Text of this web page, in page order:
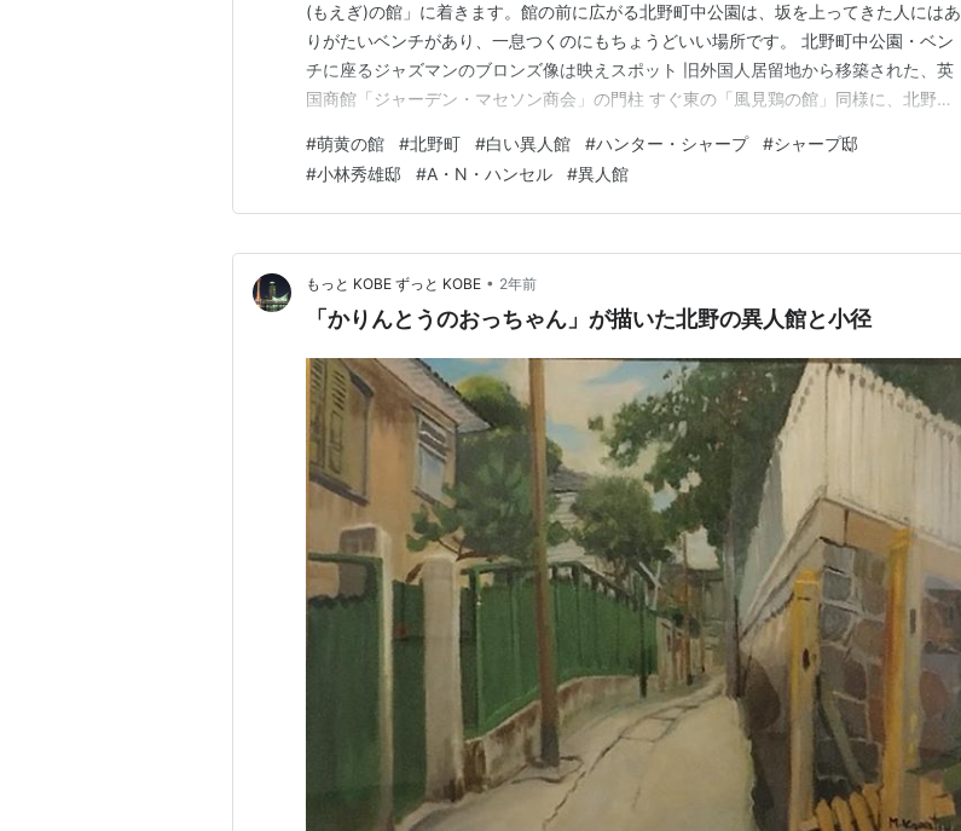
(もえぎ)の館」に着きます。館の前に広がる北野町中公園は、坂を上ってきた人にはあ
りがたいベンチがあり、一息つくのにもちょうどいい場所です。 北野町中公園・ベン
チに座るジャズマンのブロンズ像は映えスポット 旧外国人居留地から移築された、英
国商館「ジャーデン・マセソン商会」の門柱 すぐ東の「風見鶏の館」同様に、北野町
36年(1903)に建てた私邸です。設計は、イギリス人建築家のA・N・ハンセル氏。 ハ
ンター・シャープ氏がお勤めされてたアメリカ領事…
#萌黄の館 #北野町 #白い異人館 #ハンター・シャープ #シャープ邸
#小林秀雄邸 #A・N・ハンセル #異人館
もっと KOBE ずっと KOBE • 2年前
「かりんとうのおっちゃん」が描いた北野の異人館と小径